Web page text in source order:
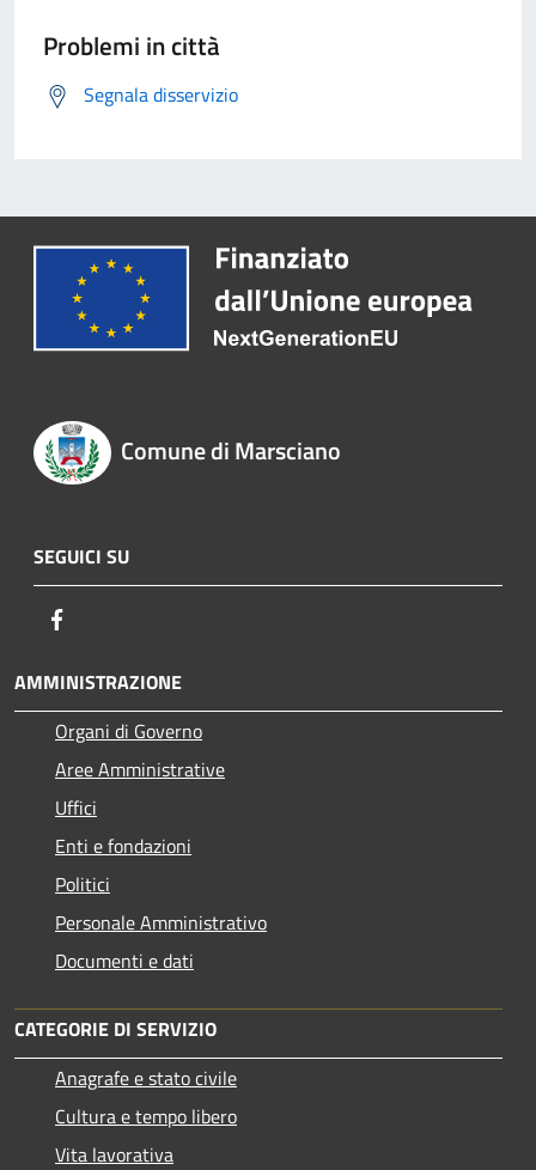
Problemi in città
Segnala disservizio
Comune di Marsciano
SEGUICI SU
AMMINISTRAZIONE
Organi di Governo
Aree Amministrative
Uffici
Enti e fondazioni
Politici
Personale Amministrativo
Documenti e dati
CATEGORIE DI SERVIZIO
Anagrafe e stato civile
Cultura e tempo libero
Vita lavorativa